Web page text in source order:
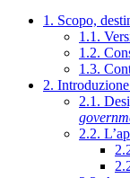
1. Scopo,
1.1.
1.2.
1.3.
2.
2.1.
2.2.